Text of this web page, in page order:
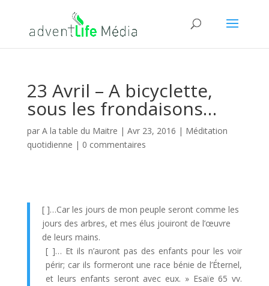
23 Avril – A bicyclette,
sous les frondaisons…
par A la table du Maitre | Avr 23, 2016 | Méditation
quotidienne | 0 commentaires
[ ]…Car les jours de mon peuple seront comme les
jours des arbres, et mes élus jouiront de l’œuvre
de leurs mains.
[ ]… Et ils n’auront pas des enfants pour les voir
périr; car ils formeront une race bénie de l’Éternel,
et leurs enfants seront avec eux. » Esaïe 65 vv.